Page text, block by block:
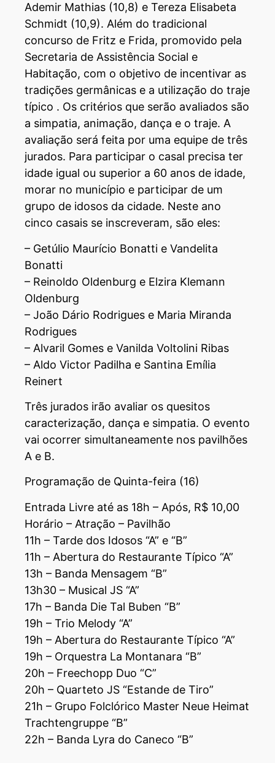
Ademir Mathias (10,8) e Tereza Elisabeta
Schmidt (10,9). Além do tradicional
concurso de Fritz e Frida, promovido pela
Secretaria de Assistência Social e
Habitação, com o objetivo de incentivar as
tradições germânicas e a utilização do traje
típico . Os critérios que serão avaliados são
a simpatia, animação, dança e o traje. A
avaliação será feita por uma equipe de três
jurados. Para participar o casal precisa ter
idade igual ou superior a 60 anos de idade,
morar no município e participar de um
grupo de idosos da cidade. Neste ano
cinco casais se inscreveram, são eles:
– Getúlio Maurício Bonatti e Vandelita
Bonatti
– Reinoldo Oldenburg e Elzira Klemann
Oldenburg
– João Dário Rodrigues e Maria Miranda
Rodrigues
– Alvaril Gomes e Vanilda Voltolini Ribas
– Aldo Victor Padilha e Santina Emília
Reinert
Três jurados irão avaliar os quesitos
caracterização, dança e simpatia. O evento
vai ocorrer simultaneamente nos pavilhões
A e B.
Programação de Quinta-feira (16)
Entrada Livre até as 18h – Após, R$ 10,00
Horário – Atração – Pavilhão
11h – Tarde dos Idosos “A” e “B”
11h – Abertura do Restaurante Típico “A”
13h – Banda Mensagem “B”
13h30 – Musical JS “A”
17h – Banda Die Tal Buben “B”
19h – Trio Melody “A”
19h – Abertura do Restaurante Típico “A”
19h – Orquestra La Montanara “B”
20h – Freechopp Duo “C”
20h – Quarteto JS “Estande de Tiro”
21h – Grupo Folclórico Master Neue Heimat
Trachtengruppe “B”
22h – Banda Lyra do Caneco “B”